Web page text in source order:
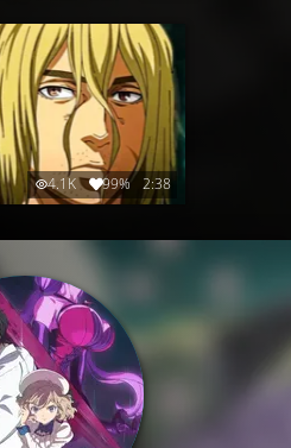
4.1K 99% 2:38